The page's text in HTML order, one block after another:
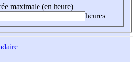
maximale (en heure)
heures